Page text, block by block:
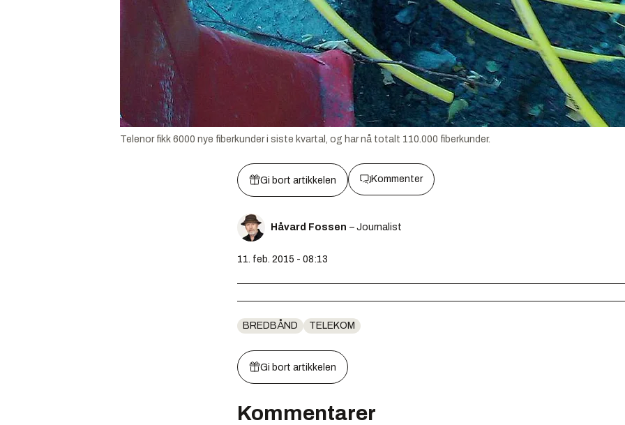
Telenor fikk 6000 nye fiberkunder i siste kvartal, og har nå totalt 110.000 fiberkunder.
Gi bort artikkelen Kommenter
Håvard Fossen – Journalist
11. feb. 2015 - 08:13
BREDBÅND TELEKOM
Gi bort artikkelen
Kommentarer